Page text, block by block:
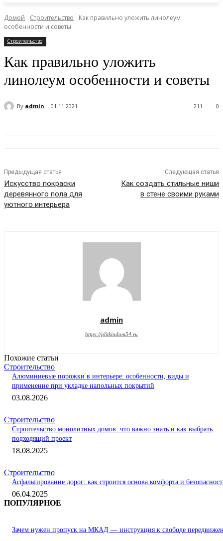
Домой Строительство
Как правильно уложить линолеум
особенности и советы
Строительство
Как правильно уложить
линолеум особенности и советы
By admin 01.11.2021 0
211
Предыдущая статья
Искусство покраски
деревянного пола для
уютного интерьера
Следующая статья
Как создать стильные ниши
в стене своими руками
admin
https://plitkindom54.ru
Похожие статьи
Строительство
Алюминиевые порожки в интерьере: особенности, виды и
применение при укладке напольных покрытий
03.08.2026
Строительство
Строительство монолитных домов: что важно знать и как выбрать
подходящий проект
18.08.2025
Строительство
Асфальтирование дорог: как строится основа комфорта и
06.04.2025
ПОПУЛЯРНОЕ
Зачем нужен пропуск на МКАД — инструкция к свободе